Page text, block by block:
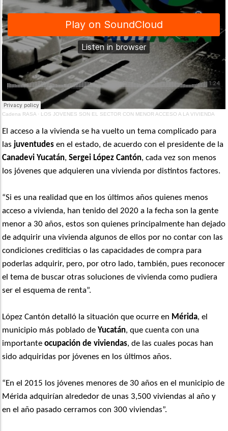
Cadena RASA · LOS JOVENES SON EL SECTOR CON MENOR ACCESO A LA VIVIENDA
El acceso a la vivienda se ha vuelto un tema complicado para
las juventudes en el estado, de acuerdo con el presidente de la
Canadevi Yucatán,Sergei López Cantón, cada vez son menos
los jóvenes que adquieren una vivienda por distintos factores.
“Si es una realidad que en los últimos años quienes menos
acceso a vivienda, han tenido del 2020 a la fecha son la gente
menor a 30 años, estos son quienes principalmente han dejado
de adquirir una vivienda algunos de ellos por no contar con las
condiciones crediticias o las capacidades de compra para
poderlas adquirir, pero, por otro lado, también, pues reconocer
el tema de buscar otras soluciones de vivienda como pudiera
ser el esquema de renta”.
López Cantón detalló la situación que ocurre en Mérida, el
municipio más poblado deYucatán, que cuenta con una
importanteocupación de viviendas, de las cuales pocas han
sido adquiridas por jóvenes en los últimos años.
“En el 2015 los jóvenes menores de 30 años en el municipio de
Mérida adquirían alrededor de unas 3,500 viviendas al año y
en el año pasado cerramos con 300 viviendas”.